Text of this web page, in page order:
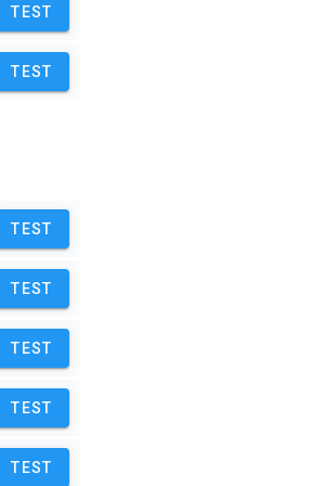
TEST
TEST
TEST
TEST
TEST
TEST
TEST